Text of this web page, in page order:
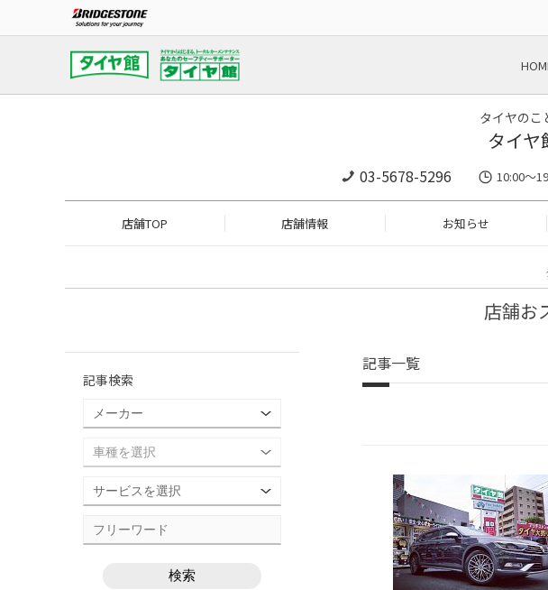
タイヤのこ
タイヤ
03-5678-5296 10:00～
店舗TOP 店舗情報 お知らせ
店舗お
記事一覧
記事検索